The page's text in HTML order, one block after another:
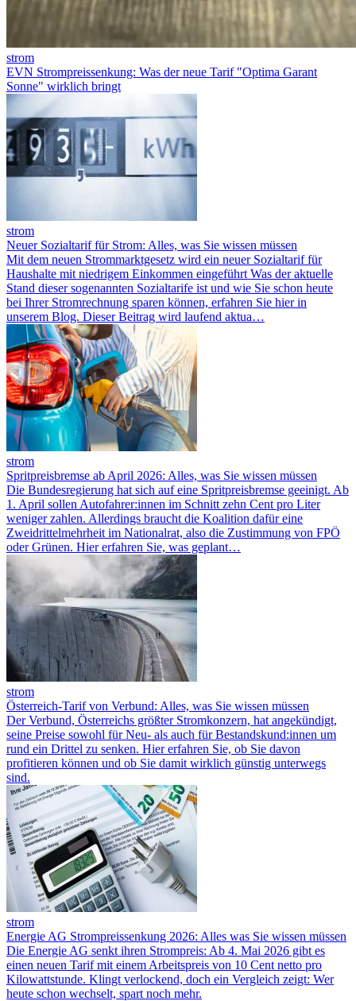
strom
EVN Strompreissenkung: Was der neue Tarif "Optima Garant
Sonne" wirklich bringt
strom
Neuer Sozialtarif für Strom: Alles, was Sie wissen müssen
Mit dem neuen Strommarktgesetz wird ein neuer Sozialtarif für
Haushalte mit niedrigem Einkommen eingeführt Was der aktuelle
Stand dieser sogenannten Sozialtarife ist und wie Sie schon heute
bei Ihrer Stromrechnung sparen können, erfahren Sie hier in
unserem Blog. Dieser Beitrag wird laufend aktua…
strom
Spritpreisbremse ab April 2026: Alles, was Sie wissen müssen
Die Bundesregierung hat sich auf eine Spritpreisbremse geeinigt. Ab
1. April sollen Autofahrer:innen im Schnitt zehn Cent pro Liter
weniger zahlen. Allerdings braucht die Koalition dafür eine
Zweidrittelmehrheit im Nationalrat, also die Zustimmung von FPÖ
oder Grünen. Hier erfahren Sie, was geplant…
strom
Österreich-Tarif von Verbund: Alles, was Sie wissen müssen
Der Verbund, Österreichs größter Stromkonzern, hat angekündigt,
seine Preise sowohl für Neu- als auch für Bestandskund:innen um
rund ein Drittel zu senken. Hier erfahren Sie, ob Sie davon
profitieren können und ob Sie damit wirklich günstig unterwegs
sind.
strom
Energie AG Strompreissenkung 2026: Alles was Sie wissen müssen
Die Energie AG senkt ihren Strompreis: Ab 4. Mai 2026 gibt es
einen neuen Tarif mit einem Arbeitspreis von 10 Cent netto pro
Kilowattstunde. Klingt verlockend, doch ein Vergleich zeigt: Wer
heute schon wechselt, spart noch mehr.